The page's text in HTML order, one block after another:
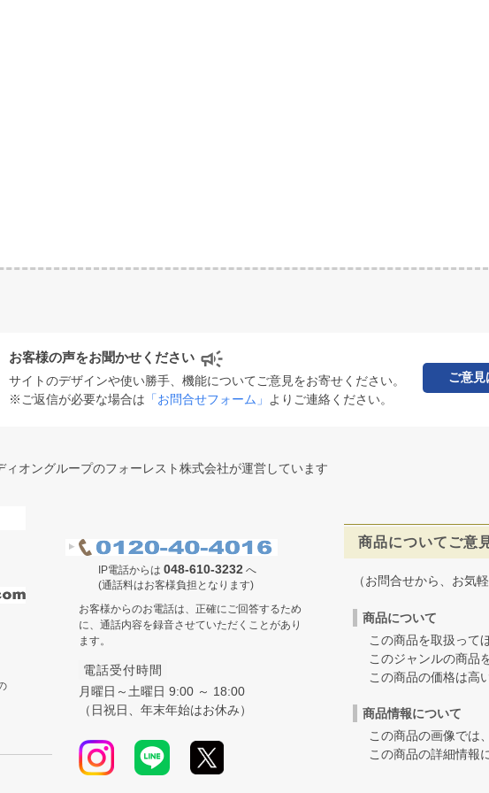
お客様の声をお聞かせください
サイトのデザインや使い勝手、機能についてご意見をお寄せください。
※ご返信が必要な場合は 「お問合せフォーム」 よりご連絡ください。
ご意見
ィオングループのフォーレスト株式会社が運営しています
IP電話からは 048-610-3232 へ
(通話料はお客様負担となります)
お客様からのお電話は、正確にご回答するため
に、通話内容を録音させていただくことがあり
ます。
電話受付時間
月曜日～土曜日 9:00 ～ 18:00
（日祝日、年末年始はお休み）
商品についてご意
（お問合せから、お気
商品について
この商品を取扱って
このジャンルの商品
この商品の価格は高
商品情報について
この商品の画像では
この商品の詳細情報